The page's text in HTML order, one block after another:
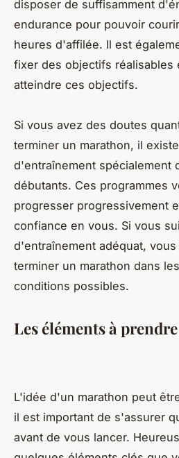
disposer de suffisamment
endurance pour pouvoir
heures d'affilée. Il est
fixer des objectifs réalisables
atteindre ces objectifs.
Si vous avez des doutes
terminer un marathon, il
d'entraînement spécialement
débutants. Ces programmes
progresser progressivement
confiance en vous. Si vous
d'entraînement adéquat,
terminer un marathon dans
conditions possibles.
Les éléments à
L'idée d'un marathon peut
il est important de s'assurer
avant de vous lancer.